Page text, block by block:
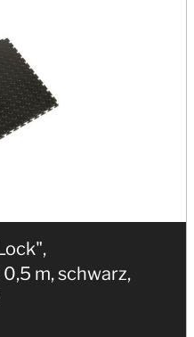
m, schwarz,